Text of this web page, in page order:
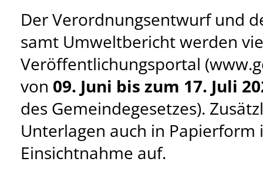
Der Verordnungsentwurf und
samt Umweltbericht werden
Veröffentlichungsportal
von 09. Juni bis zum 17. Juli
des Gemeindegesetzes).
Unterlagen auch in
Einsichtnahme auf.